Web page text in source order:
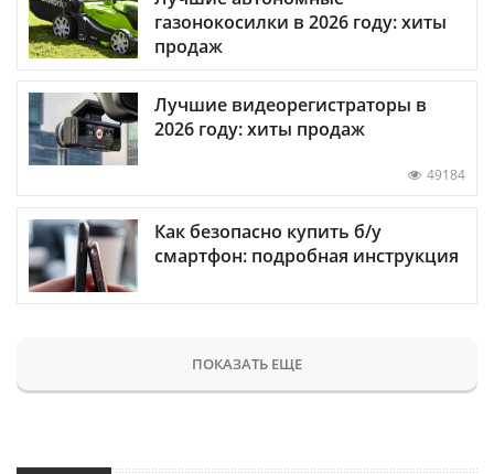
газонокосилки в 2026 году: хиты
продаж
Лучшие видеорегистраторы в
2026 году: хиты продаж
49184
Как безопасно купить б/у
смартфон: подробная инструкция
ПОКАЗАТЬ ЕЩЕ